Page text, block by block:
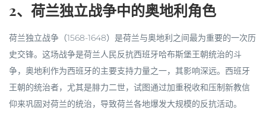
2、荷兰独立战争中的奥地利角色
荷兰独立战争（1568-1648）是荷兰与奥地利之间最为重要的一次历
史交锋。这场战争是荷兰人民反抗西班牙哈布斯堡王朝统治的斗
争，奥地利作为西班牙的主要支持力量之一，其影响深远。西班牙
王朝的统治者，尤其是腓力二世，试图通过加重税收和压制新教信
仰来巩固对荷兰的统治，导致荷兰各地爆发大规模的反抗活动。